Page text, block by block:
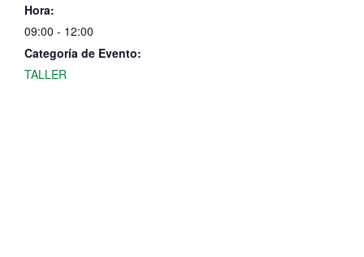
Hora:
09:00 - 12:00
Categoría de Evento:
TALLER